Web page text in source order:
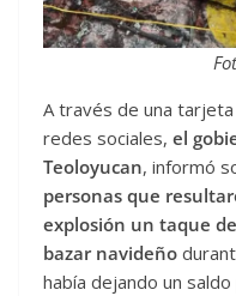
A través de una
redes sociales, el
Teoloyucan, informó
personas que
explosión un taque
bazar navideño
había dejando un